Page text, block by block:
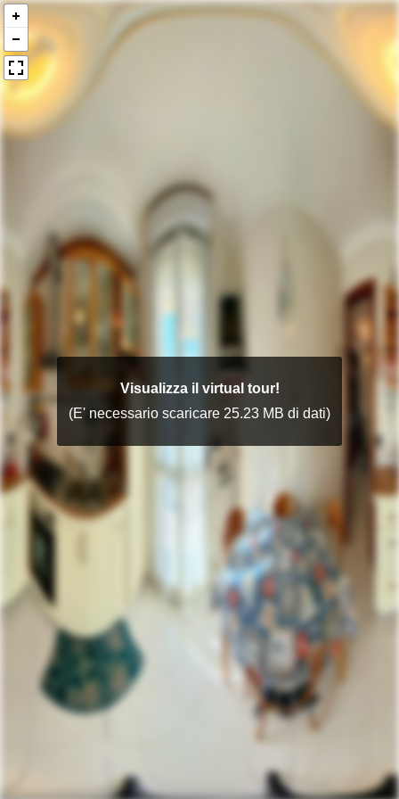
Visualizza il virtual tour!
(E' necessario scaricare 25.23 MB di dati)